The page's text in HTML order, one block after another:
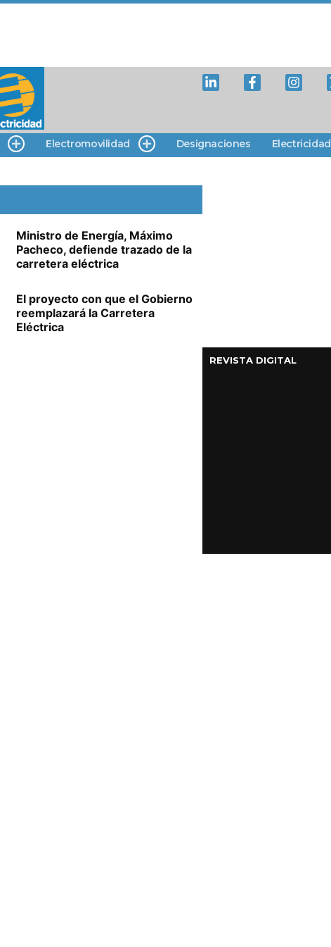
Electromovilidad Designaciones Electricidad
Ministro de Energía, Máximo
Pacheco, defiende trazado de la
carretera eléctrica
El proyecto con que el Gobierno
reemplazará la Carretera
Eléctrica
REVISTA DIGITAL